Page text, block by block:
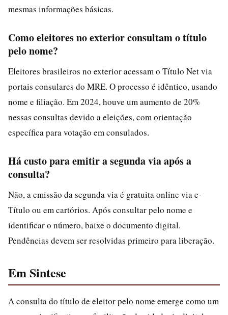
mesmas informações básicas.
Como eleitores no exterior consultam o título
pelo nome?
Eleitores brasileiros no exterior acessam o Título Net via
portais consulares do MRE. O processo é idêntico, usando
nome e filiação. Em 2024, houve um aumento de 20%
nessas consultas devido a eleições, com orientação
específica para votação em consulados.
Há custo para emitir a segunda via após a
consulta?
Não, a emissão da segunda via é gratuita online via e-
Título ou em cartórios. Após consultar pelo nome e
identificar o número, baixe o documento digital.
Pendências devem ser resolvidas primeiro para liberação.
Em Sintese
A consulta do título de eleitor pelo nome emerge como um